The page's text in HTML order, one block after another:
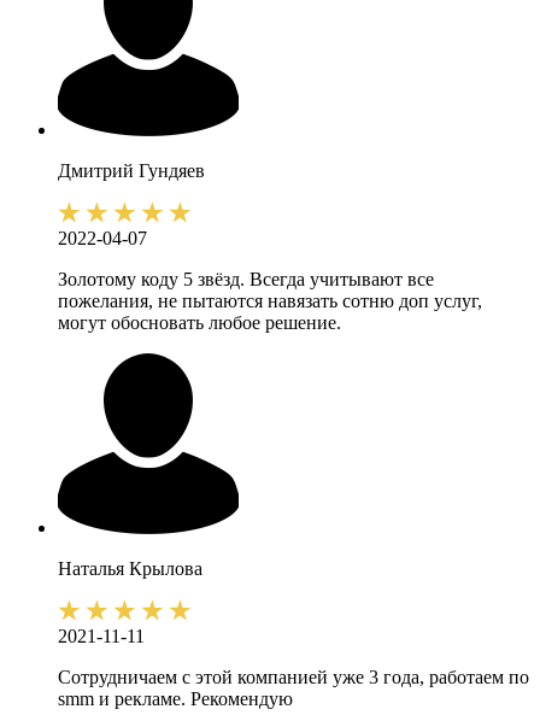
Дмитрий Гундяев
2022-04-07
Золотому коду 5 звёзд. Всегда учитывают все
пожелания, не пытаются навязать сотню доп услуг,
могут обосновать любое решение.
Наталья Крылова
2021-11-11
Сотрудничаем с этой компанией уже 3 года, работаем по
smm и рекламе. Рекомендую